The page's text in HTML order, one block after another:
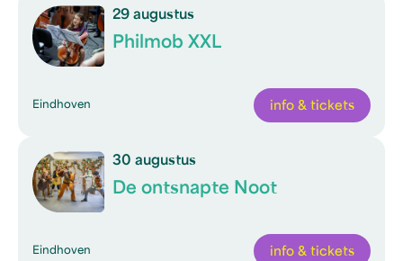
Philmob XXL
29 augustus
info & tickets
Eindhoven
De ontsnapte Noot
30 augustus
info & tickets
Eindhoven